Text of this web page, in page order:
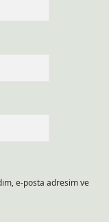
e-posta adresim ve